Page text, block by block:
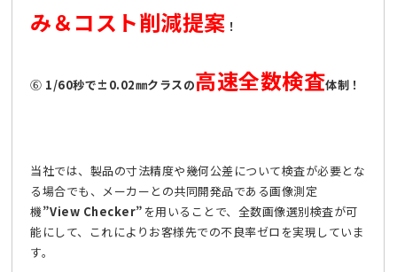
み＆コスト削減提案 ！
⑥ 1/60秒で±0.02㎜クラスの高速全数検査体制！
当社では、製品の寸法精度や幾何公差について検査が必要とな
る場合でも、メーカーとの共同開発品である画像測定
機”View Checker” を用いることで、全数画像選別検査が可
能にして、これによりお客様先での不良率ゼロを実現していま
す。